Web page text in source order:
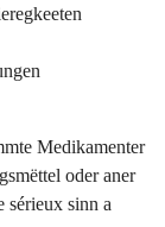
Medikamenter
oder aner
sérieux sinn a